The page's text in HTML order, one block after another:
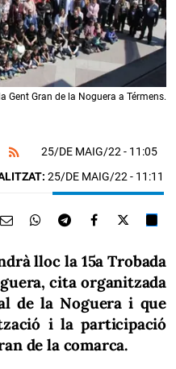
Gent Gran de la Noguera a Térmens.
25/DE MAIG/22 - 11:05
25/DE MAIG/22 - 11:11
lloc la 15a Trobada
cita organitzada
de la Noguera i que
i la participació
de la comarca.